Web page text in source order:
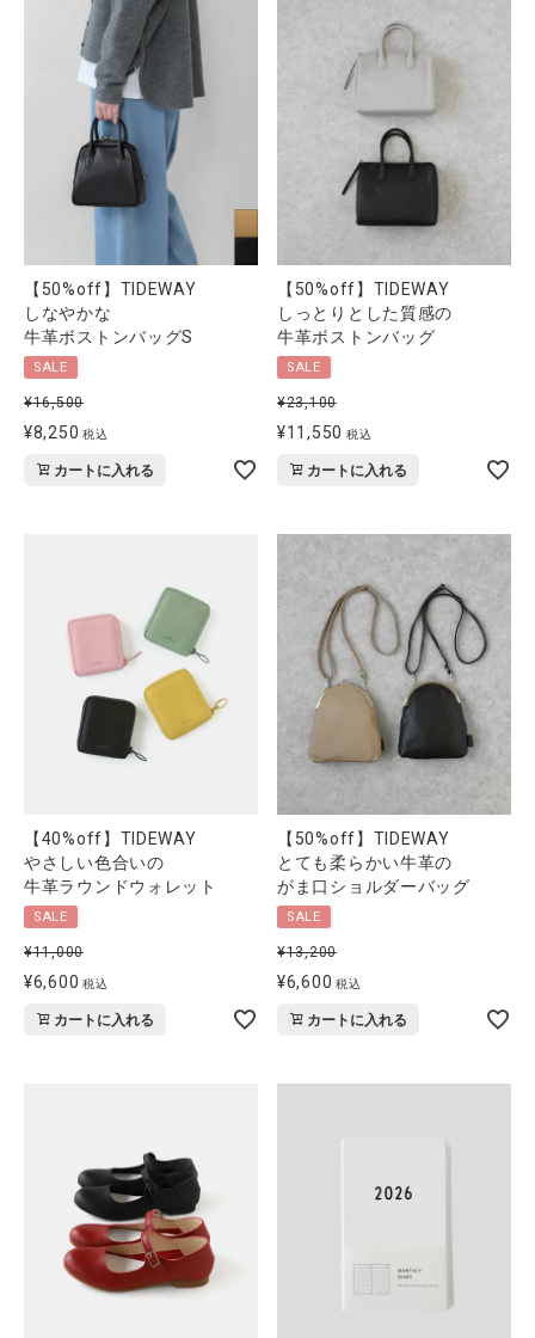
ギフト
ブランド
全ての商品
特集
ご利用ガイド
お問い合わせ
ショップリスト
【50%off】TIDEWAY
しなやかな
牛革ボストンバッグS
SALE
¥16,500
¥8,250 税込
カートに入れる
【50%off】TIDEWAY
しっとりとした質感の
牛革ボストンバッグ
SALE
¥23,100
¥11,550 税込
カートに入れる
【40%off】TIDEWAY
やさしい色合いの
牛革ラウンドウォレット
SALE
¥11,000
¥6,600 税込
カートに入れる
【50%off】TIDEWAY
とても柔らかい牛革の
がま口ショルダーバッグ
SALE
¥13,200
¥6,600 税込
カートに入れる